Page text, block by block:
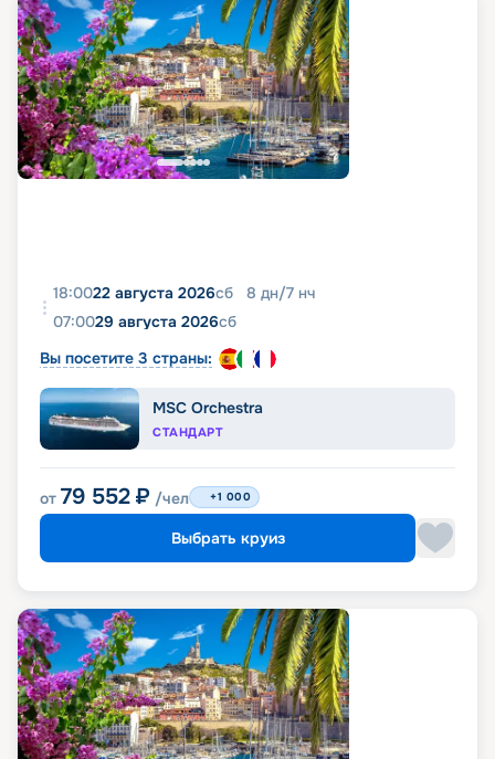
18:0022 августа 2026сб 8 дн/7 нч
07:0029 августа 2026сб
Вы посетите 3 страны:
MSC Orchestra
СТАНДАРТ
от 79 552 ₽ /чел +1 000
Выбрать круиз